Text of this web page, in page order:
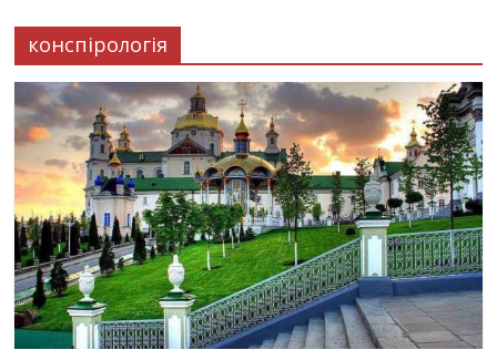
конспірологія